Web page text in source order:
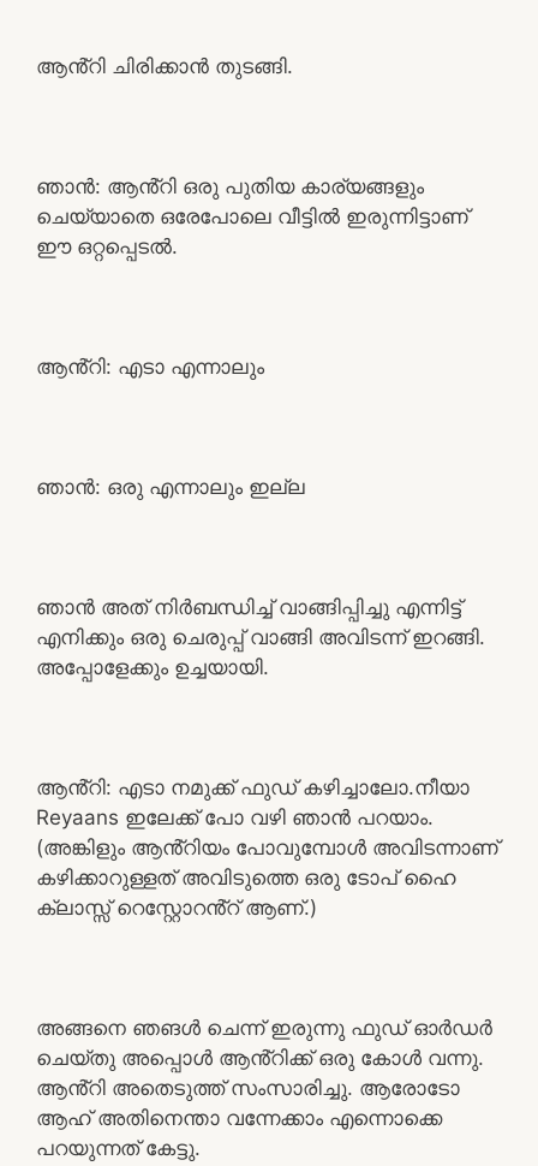
ആൻ്റി ചിരിക്കാൻ തുടങ്ങി.
ഞാൻ: ആൻ്റി ഒരു പുതിയ കാര്യങ്ങളും
ചെയ്യാതെ ഒരേപോലെ വീട്ടിൽ ഇരുന്നിട്ടാണ്
ഈ ഒറ്റപ്പെടൽ.
ആൻ്റി: എടാ എന്നാലും
ഞാൻ: ഒരു എന്നാലും ഇല്ല
ഞാൻ അത് നിർബന്ധിച്ച് വാങ്ങിപ്പിച്ചു എന്നിട്ട്
എനിക്കും ഒരു ചെരുപ്പ് വാങ്ങി അവിടന്ന് ഇറങ്ങി.
അപ്പോളേക്കും ഉച്ചയായി.
ആൻ്റി: എടാ നമുക്ക് ഫുഡ് കഴിച്ചാലോ.നീയാ
Reyaans ഇലേക്ക് പോ വഴി ഞാൻ പറയാം.
(അങ്കിളും ആൻ്റിയം പോവുമ്പോൾ അവിടന്നാണ്
കഴിക്കാറുള്ളത് അവിടുത്തെ ഒരു ടോപ് ഹൈ
ക്ലാസ്സ് റെസ്റ്റോറൻ്റ് ആണ്.)
അങ്ങനെ ഞങൾ ചെന്ന് ഇരുന്നു ഫുഡ് ഓർഡർ
ചെയ്തു അപ്പൊൾ ആൻ്റിക്ക് ഒരു കോൾ വന്നു.
ആൻ്റി അതെടുത്ത് സംസാരിച്ചു. ആരോടോ
ആഹ് അതിനെന്താ വന്നേക്കാം എന്നൊക്കെ
പറയുന്നത് കേട്ടു.